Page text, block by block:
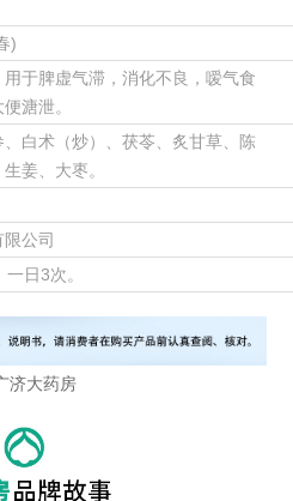
)
于脾虚气滞，消化不良，嗳气食
溏泄。
白术（炒）、茯苓、炙甘草、陈
姜、大枣。
公司
日3次。